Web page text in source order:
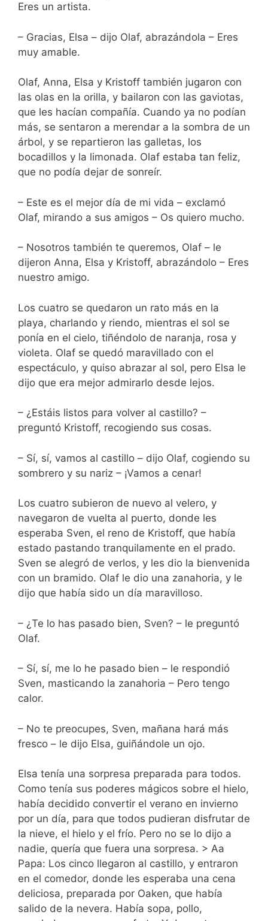
Eres un artista.
– Gracias, Elsa – dijo Olaf, abrazándola – Eres
muy amable.
Olaf, Anna, Elsa y Kristoff también jugaron con
las olas en la orilla, y bailaron con las gaviotas,
que les hacían compañía. Cuando ya no podían
más, se sentaron a merendar a la sombra de un
árbol, y se repartieron las galletas, los
bocadillos y la limonada. Olaf estaba tan feliz,
que no podía dejar de sonreír.
– Este es el mejor día de mi vida – exclamó
Olaf, mirando a sus amigos – Os quiero mucho.
– Nosotros también te queremos, Olaf – le
dijeron Anna, Elsa y Kristoff, abrazándolo – Eres
nuestro amigo.
Los cuatro se quedaron un rato más en la
playa, charlando y riendo, mientras el sol se
ponía en el cielo, tiñéndolo de naranja, rosa y
violeta. Olaf se quedó maravillado con el
espectáculo, y quiso abrazar al sol, pero Elsa le
dijo que era mejor admirarlo desde lejos.
– ¿Estáis listos para volver al castillo? –
preguntó Kristoff, recogiendo sus cosas.
– Sí, sí, vamos al castillo – dijo Olaf, cogiendo su
sombrero y su nariz – ¡Vamos a cenar!
Los cuatro subieron de nuevo al velero, y
navegaron de vuelta al puerto, donde les
esperaba Sven, el reno de Kristoff, que había
estado pastando tranquilamente en el prado.
Sven se alegró de verlos, y les dio la bienvenida
con un bramido. Olaf le dio una zanahoria, y le
dijo que había sido un día maravilloso.
– ¿Te lo has pasado bien, Sven? – le preguntó
Olaf.
– Sí, sí, me lo he pasado bien – le respondió
Sven, masticando la zanahoria – Pero tengo
calor.
– No te preocupes, Sven, mañana hará más
fresco – le dijo Elsa, guiñándole un ojo.
Elsa tenía una sorpresa preparada para todos.
Como tenía sus poderes mágicos sobre el hielo,
había decidido convertir el verano en invierno
por un día, para que todos pudieran disfrutar de
la nieve, el hielo y el frío. Pero no se lo dijo a
nadie, quería que fuera una sorpresa. > Aa
Papa: Los cinco llegaron al castillo, y entraron
en el comedor, donde les esperaba una cena
deliciosa, preparada por Oaken, que había
salido de la nevera. Había sopa, pollo,